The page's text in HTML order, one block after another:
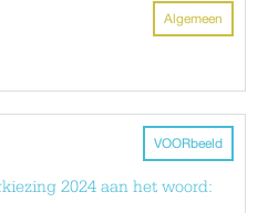
Algemeen
VOORbeeld
2024 aan het woord: